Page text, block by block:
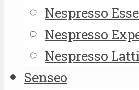
Nespresso
Nespresso
Nespresso
Senseo